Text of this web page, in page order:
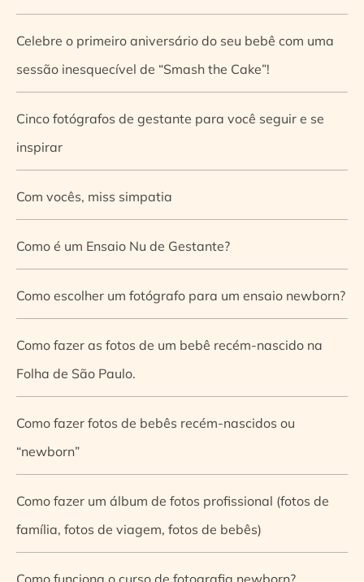
Celebre o primeiro aniversário do seu bebê com uma
sessão inesquecível de “Smash the Cake”!
Cinco fotógrafos de gestante para você seguir e se
inspirar
Com vocês, miss simpatia
Como é um Ensaio Nu de Gestante?
Como escolher um fotógrafo para um ensaio newborn?
Como fazer as fotos de um bebê recém-nascido na
Folha de São Paulo.
Como fazer fotos de bebês recém-nascidos ou
“newborn”
Como fazer um álbum de fotos profissional (fotos de
família, fotos de viagem, fotos de bebês)
Como funciona o curso de fotografia newborn?